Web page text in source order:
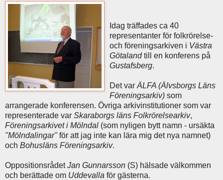
Idag träffades ca 40
representanter för folkrörelse-
och föreningsarkiven i Västra
Götalandtill en konferens på
Gustafsberg.
Det var ÄLFA (Älvsborgs Läns
Föreningsarkiv) som
arrangerade konferensen. Övriga arkivinstitutioner som var
representerade var Skaraborgs läns Folkrörelsearkiv,
Föreningsarkivet i Mölndal (som nyligen bytt namn - ursäkta
"Mölndalingar"för att jag inte kan lära mig det nya namnet)
och Bohusläns Föreningsarkiv.
OppositionsrådetJan Gunnarsson (S) hälsade välkommen
och berättade om Uddevalla för gästerna.